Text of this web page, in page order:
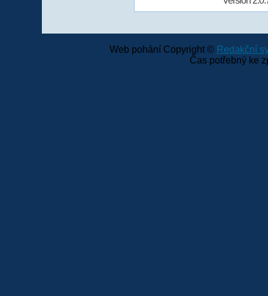
Web pohání Copyright © Redakční
Čas potřebný ke